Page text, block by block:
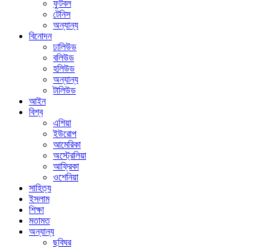
ফুটবল
টেনিস
অন্যান্য
বিনোদন
ঢালিউড
বলিউড
হলিউড
অন্যান্য
টালিউড
আইন
বিশ্ব
এশিয়া
ইউরোপ
আমেরিকা
অস্ট্রেলিয়া
আফ্রিকা
ওশেনিয়া
সাহিত্য
ইসলাম
শিক্ষা
মতামত
অন্যান্য
ছবিঘর